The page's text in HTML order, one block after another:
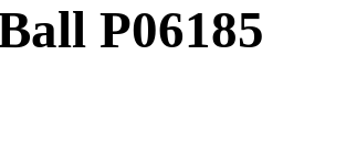
P06185